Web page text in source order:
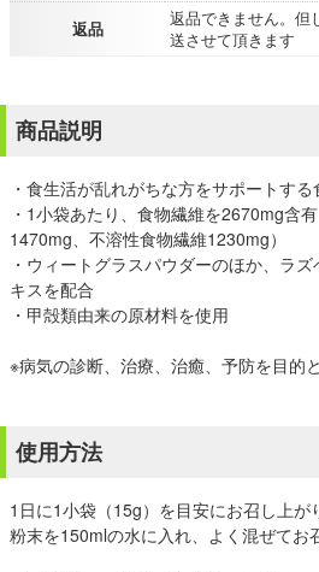
返品
返品できません。但
送させて頂きます
商品説明
・食生活が乱れがちな方をサポートす
・1小袋あたり、食物繊維を2670mg含
1470mg、不溶性食物繊維1230mg）
・ウィートグラスパウダーのほか、ラ
キスを配合
・甲殻類由来の原材料を使用
※病気の診断、治療、治癒、予防を目的
使用方法
1日に1小袋（15g）を目安にお召し上が
粉末を150mlの水に入れ、よく混ぜてお